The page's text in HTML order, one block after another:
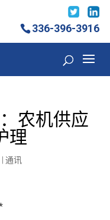
336-396-3916
农机供应
理
|通讯